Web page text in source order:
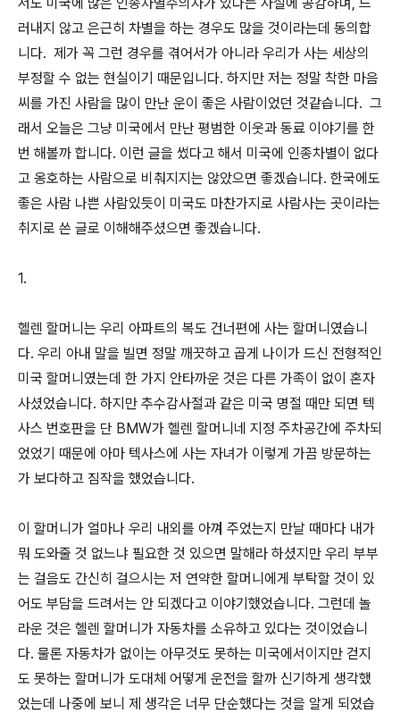
러내지 않고 은근히 차별을 하는 경우도 많을 것이라는데 동의합
니다. 제가 꼭 그런 경우를 겪어서가 아니라 우리가 사는 세상의
부정할 수 없는 현실이기 때문입니다. 하지만 저는 정말 착한 마음
씨를 가진 사람을 많이 만난 운이 좋은 사람이었던 것같습니다. 그
래서 오늘은 그냥 미국에서 만난 평범한 이웃과 동료 이야기를 한
번 해볼까 합니다. 이런 글을 썼다고 해서 미국에 인종차별이 없다
고 옹호하는 사람으로 비춰지지는 않았으면 좋겠습니다. 한국에도
좋은 사람 나쁜 사람있듯이 미국도 마찬가지로 사람사는 곳이라는
취지로 쓴 글로 이해해주셨으면 좋겠습니다.
1.
헬렌 할머니는 우리 아파트의 복도 건너편에 사는 할머니였습니
다. 우리 아내 말을 빌면 정말 깨끗하고 곱게 나이가 드신 전형적인
미국 할머니였는데 한 가지 안타까운 것은 다른 가족이 없이 혼자
사셨었습니다. 하지만 추수감사절과 같은 미국 명절 때만 되면 텍
사스 번호판을 단 BMW가 헬렌 할머니네 지정 주차공간에 주차되
었었기 때문에 아마 텍사스에 사는 자녀가 이렇게 가끔 방문하는
가 보다하고 짐작을 했었습니다.
이 할머니가 얼마나 우리 내외를 아껴 주었는지 만날 때마다 내가
뭐 도와줄 것 없느냐 필요한 것 있으면 말해라 하셨지만 우리 부부
는 걸음도 간신히 걸으시는 저 연약한 할머니에게 부탁할 것이 있
어도 부담을 드려서는 안 되겠다고 이야기했었습니다. 그런데 놀
라운 것은 헬렌 할머니가 자동차를 소유하고 있다는 것이었습니
다. 물론 자동차가 없이는 아무것도 못하는 미국에서이지만 걷지
도 못하는 할머니가 도대체 어떻게 운전을 할까 신기하게 생각했
었는데 나중에 보니 제 생각은 너무 단순했다는 것을 알게 되었습